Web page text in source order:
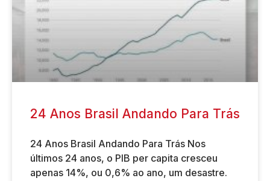
24 Anos Brasil Andando Para Trás
24 Anos Brasil Andando Para Trás Nos
últimos 24 anos, o PIB per capita cresceu
apenas 14%, ou 0,6% ao ano, um desastre.